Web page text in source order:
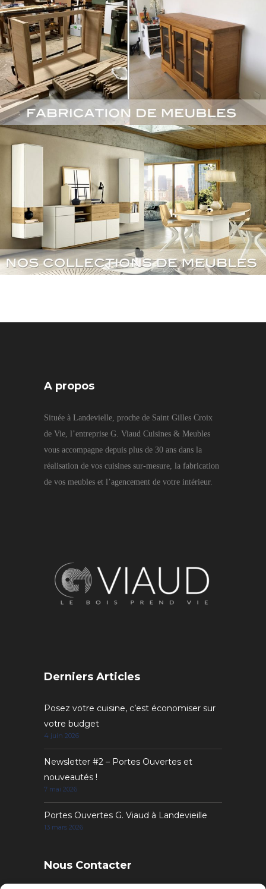
A propos
Située à Landevielle, proche de Saint Gilles Croix
de Vie, l’entreprise G. Viaud Cuisines & Meubles
vous accompagne depuis plus de 30 ans dans la
réalisation de vos cuisines sur-mesure, la fabrication
de vos meubles et l’agencement de votre intérieur.
Derniers Articles
Posez votre cuisine, c’est économiser sur
votre budget
4 juin 2026
Newsletter #2 – Portes Ouvertes et
nouveautés !
7 mai 2026
Portes Ouvertes G. Viaud à Landevieille
13 mars 2026
Nous Contacter